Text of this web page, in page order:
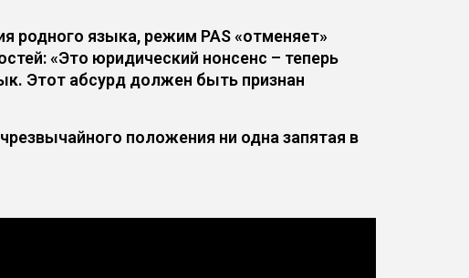
родного языка, режим PAS «отменяет»
«Это юридический нонсенс – теперь
Этот абсурд должен быть признан
положения ни одна запятая в